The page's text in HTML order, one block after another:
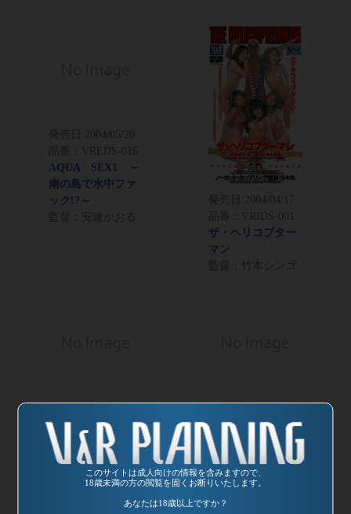
このサイトは成人向けの情報を含みますので、
18歳未満の方の閲覧を固くお断りいたします。
あなたは18歳以上ですか？
発売日: 2004/05/20
品番：VREDS-016
AQUA SEX1 ～
南の島で水中ファ
ック!?～
監督：安達かおる
発売日: 2004/04/17
品番：VRIDS-001
ザ・ヘリコプター
マン
監督：竹本シンゴ
品番：SP-692
Ｖ＆Ｒ的女優論
セックス
監督：竹本シンゴ
品番：RKDVR-021
デジギャルトーキ
ョー コギャルも
ギャルも眠らない
監督：石原修二
（編集）